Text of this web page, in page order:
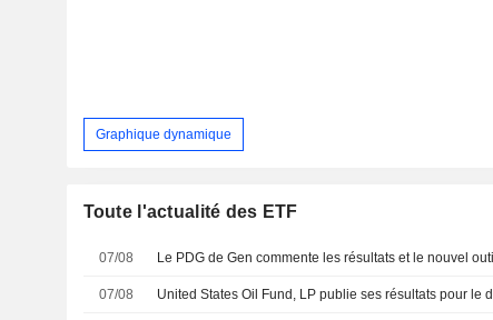
Graphique dynamique
Toute l'actualité des ETF
07/08
07/08